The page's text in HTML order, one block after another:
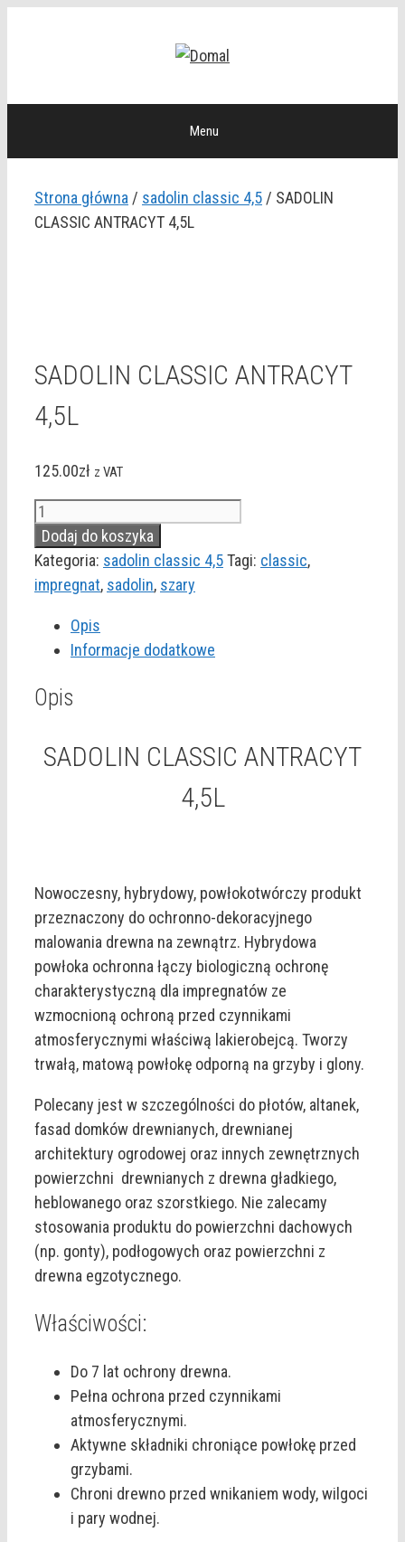
Menu
Strona główna / sadolin classic 4,5 / SADOLIN
CLASSIC ANTRACYT 4,5L
SADOLIN CLASSIC ANTRACYT
4,5L
125.00zł z VAT
ilość
SADOLIN
CLASSIC
ANTRACYT
Dodaj do koszyka
Kategoria: sadolin classic 4,5Tagi: classic,
impregnat, sadolin, szary
Opis
Informacje dodatkowe
Opis
SADOLIN CLASSIC ANTRACYT
4,5L
Nowoczesny, hybrydowy, powłokotwórczy produkt
przeznaczony do ochronno-dekoracyjnego
malowania drewna na zewnątrz. Hybrydowa
powłoka ochronna łączy biologiczną ochronę
charakterystyczną dla impregnatów ze
wzmocnioną ochroną przed czynnikami
atmosferycznymi właściwą lakierobejcą. Tworzy
trwałą, matową powłokę odporną na grzyby i glony.
Polecany jest w szczególności do płotów, altanek,
fasad domków drewnianych, drewnianej
architektury ogrodowej oraz innych zewnętrznych
powierzchni drewnianych z drewna gładkiego,
heblowanego oraz szorstkiego. Nie zalecamy
stosowania produktu do powierzchni dachowych
(np. gonty), podłogowych oraz powierzchni z
drewna egzotycznego.
Właściwości:
Do 7 lat ochrony drewna.
Pełna ochrona przed czynnikami
atmosferycznymi.
Aktywne składniki chroniące powłokę przed
grzybami.
Chroni drewno przed wnikaniem wody, wilgoci
i pary wodnej.